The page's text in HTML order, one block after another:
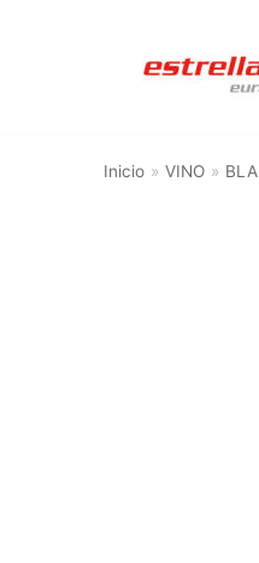
Inicio » VINO »